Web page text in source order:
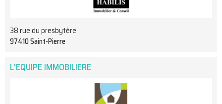
38 rue du presbytère
97410 Saint-Pierre
L'EQUIPE IMMOBILIERE